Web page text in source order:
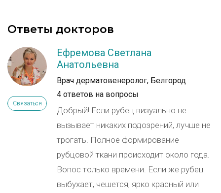
Ответы докторов
Связаться
Ефремова Светлана
Анатольевна
Врач дерматовенеролог, Белгород
4 ответов на вопросы
Добрый! Если рубец визуально не
вызывает никаких подозрений, лучше не
трогать. Полное формирование
рубцовой ткани происходит около года.
Вопос только времени. Если же рубец
выбухает, чешется, ярко красный или